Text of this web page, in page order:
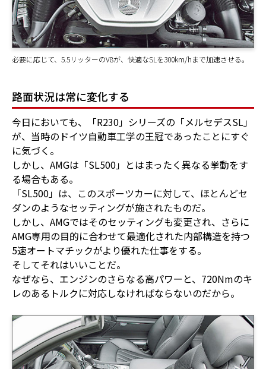
必要に応じて、5.5リッターのV8が、快適なSLを300km/hまで加速させる。
路面状況は常に変化する
今日においても、「R230」シリーズの「メルセデスSL」
が、当時のドイツ自動車工学の王冠であったことにすぐ
に気づく。
しかし、AMGは「SL500」とはまったく異なる挙動をす
る場合もある。
「SL500」は、このスポーツカーに対して、ほとんどセ
ダンのようなセッティングが施されたものだ。
しかし、AMGではそのセッティングも変更され、さらに
AMG専用の目的に合わせて最適化された内部構造を持つ
5速オートマチックがより優れた仕事をする。
そしてそれはいいことだ。
なぜなら、エンジンのさらなる高パワーと、720Nmのキ
レのあるトルクに対応しなければならないのだから。